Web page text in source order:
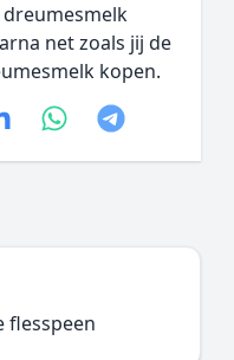
net zoals jij de
kopen.
whatsapp
telegram
flesspeen